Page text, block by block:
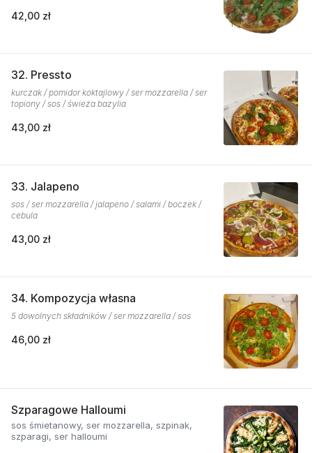
42,00 zł
32. Pressto
kurczak / pomidor koktajlowy / ser mozzarella / ser
topiony / sos / świeża bazylia
43,00 zł
33. Jalapeno
sos / ser mozzarella / jalapeno / salami / boczek /
cebula
43,00 zł
34. Kompozycja własna
5 dowolnych składników / ser mozzarella / sos
46,00 zł
Szparagowe Halloumi
sos śmietanowy, ser mozzarella, szpinak,
szparagi, ser halloumi